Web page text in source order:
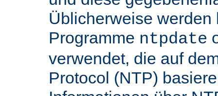
Üblicherweise werden
Programme ntpdate
verwendet, die auf
Protocol (NTP)